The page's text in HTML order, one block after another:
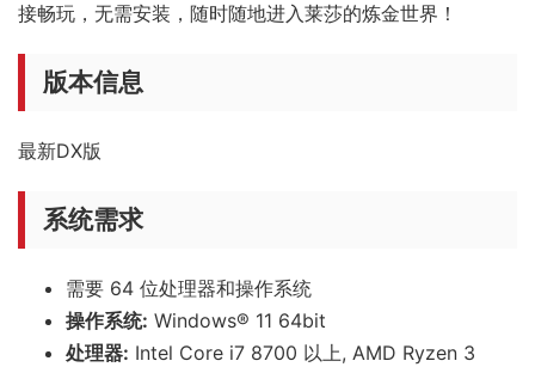
接畅玩，无需安装，随时随地进入莱莎的炼金世界！
版本信息
最新DX版
系统需求
需要 64 位处理器和操作系统
操作系统: Windows® 11 64bit
处理器: Intel Core i7 8700 以上, AMD Ryzen 3